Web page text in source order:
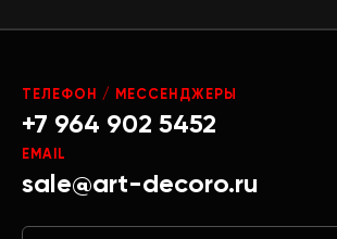
ТЕЛЕФОН / МЕССЕНДЖЕРЫ
+7 964 902 5452
EMAIL
sale@art-decoro.ru